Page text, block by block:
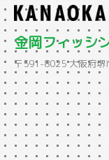
金岡フィッシ
〒591-8025 大阪府堺